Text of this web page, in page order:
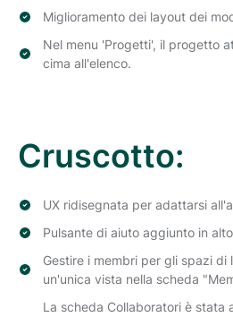
Miglioramento dei layout dei
Nel menu 'Progetti', il progetto
cima all'elenco.
Cruscotto:
UX ridisegnata per adattarsi
Pulsante di aiuto aggiunto in
Gestire i membri per gli spazi di
un'unica vista nella scheda
La scheda Collaboratori è stata